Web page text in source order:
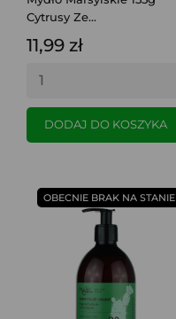
Cytrusy Ze...
11,99 zł
DODAJ DO KOSZYKA
OBECNIE BRAK NA STANIE